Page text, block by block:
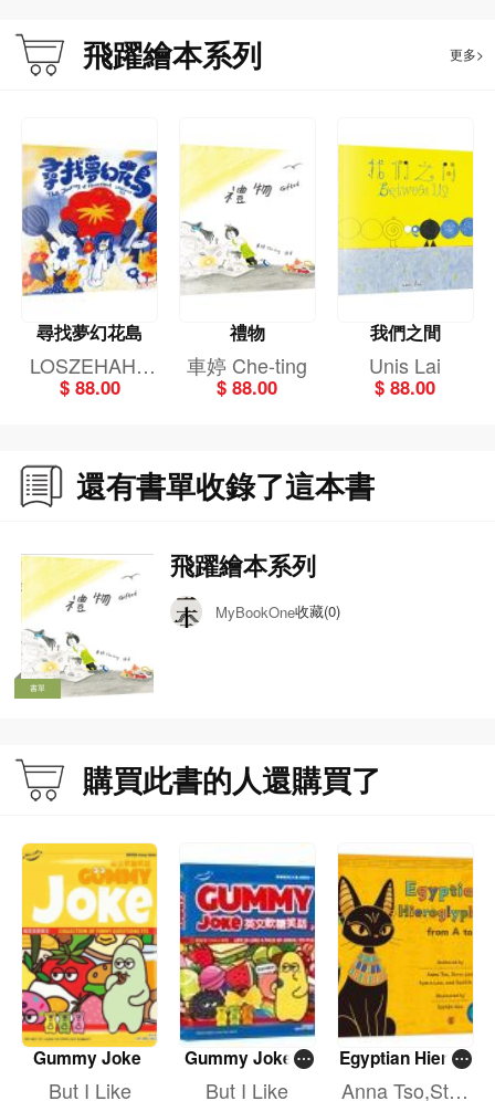
飛躍繪本系列 更多>
尋找夢幻花島
LOSZEHAHA
(Venus Lo)
$ 88.00
禮物
車婷 Che-ting
$ 88.00
我們之間
Unis Lai
$ 88.00
還有書單收錄了這本書
書單
飛躍繪本系列
MyBookOne收藏(0)
購買此書的人還購買了
Gummy Joke
But I Like
Gummy Joke 2
英文軟糖笑話 2
But I Like
Egyptian Hierog
lyphs from A to
Anna Tso,Stev